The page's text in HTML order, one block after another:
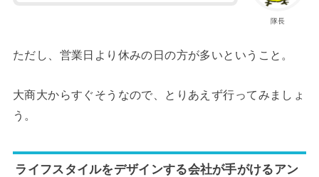
隊長
ただし、営業日より休みの日の方が多いということ。
大商大からすぐそうなので、とりあえず行ってみましょ
う。
ライフスタイルをデザインする会社が手がけるアン